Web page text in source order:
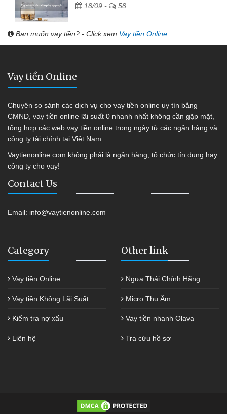
18/09 - 58
Bạn muốn vay tiền? - Click xem Vay tiền Online
Vay tiền Online
Chuyên so sánh các dịch vụ cho vay tiền online uy tín bằng
CMND, vay tiền online lãi suất 0 nhanh nhất không cần gặp mặt,
tổng hợp các web vay tiền online trong ngày từ các ngân hàng và
công ty tài chính tại Việt Nam
Vaytienonline.com không phải là ngân hàng, tổ chức tín dụng hay
công ty cho vay!
Contact Us
Email: info@vaytienonline.com
Category
Vay tiền Online
Vay tiền Không Lãi Suất
Kiểm tra nợ xấu
Liên hệ
Other link
Ngựa Thái Chính Hãng
Micro Thu Âm
Vay tiền nhanh Olava
Tra cứu hồ sơ